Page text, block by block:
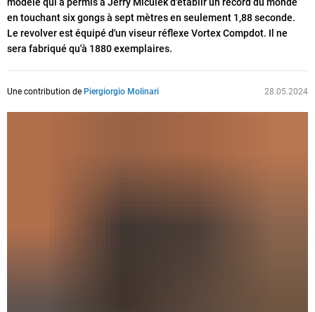
en touchant six gongs à sept mètres en seulement 1,88 seconde.
Le revolver est équipé d'un viseur réflexe Vortex Compdot. Il ne
sera fabriqué qu'à 1880 exemplaires.
Une contribution de Piergiorgio Molinari 28.05.2024